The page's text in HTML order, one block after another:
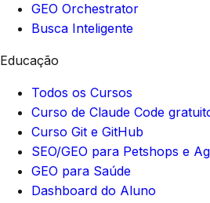
GEO Orchestrator
Busca Inteligente
Educação
Todos os Cursos
Curso de Claude Code
Curso Git e GitHub
SEO/GEO para Petshops e
GEO para Saúde
Dashboard do Aluno